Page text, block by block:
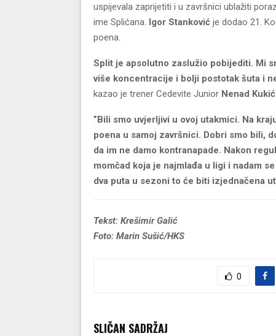
uspijevala zaprijetiti i u završnici ublažiti poraz.
ime Splićana. Igor Stanković je dodao 21.
poena.
Split je apsolutno zaslužio pobijediti. Mi
više koncentracije i bolji postotak šuta i
kazao je trener Cedevite Junior Nenad Kukić
”Bili smo uvjerljivi u ovoj utakmici. Na
poena u samoj završnici. Dobri smo bili,
da im ne damo kontranapade. Nakon
momčad koja je najmlađa u ligi i nadam
dva puta u sezoni to će biti izjednačena
Tekst: Krešimir Galić
Foto: Marin Sušić/HKS
0
SLIČAN SADRŽAJ